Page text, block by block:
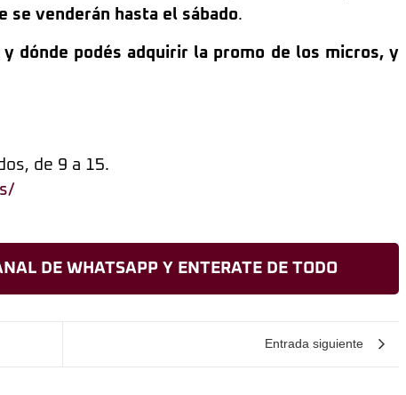
se venderán hasta el sábado.
y dónde podés adquirir la promo de los micros, y
de 9 a 15.
DE WHATSAPP Y ENTERATE DE TODO
Entrada siguiente